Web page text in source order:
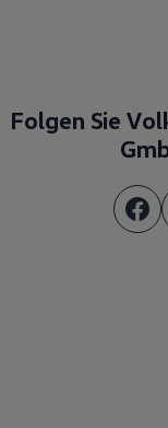
Folgen Sie